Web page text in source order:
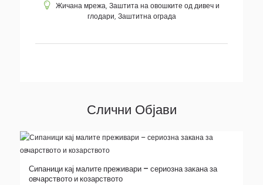
Жичана мрежа,Заштита на овошките од дивеч и
глодари,Заштитна ограда
Слични Објави
Сипаници кај малите преживари – сериозна закана за
овчарството и козарството